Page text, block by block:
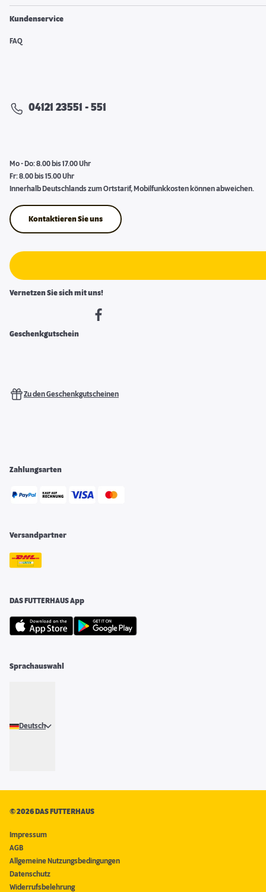
Kundenservice
FAQ
04121 23551 - 551
Mo - Do: 8.00 bis 17.00 Uhr
Fr: 8.00 bis 15.00 Uhr
Innerhalb Deutschlands zum Ortstarif, Mobilfunkkosten können abweichen.
Kontaktieren Sie uns
Vernetzen Sie sich mit uns!
Geschenkgutschein
Zu den Geschenkgutscheinen
Zahlungsarten
Versandpartner
DAS FUTTERHAUS App
Sprachauswahl
Deutsch
©2026 DAS FUTTERHAUS
Impressum
AGB
Allgemeine Nutzungsbedingungen
Datenschutz
Widerrufsbelehrung